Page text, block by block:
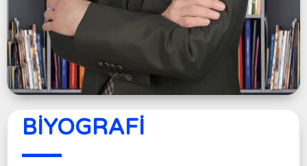
BİYOGRAFİ